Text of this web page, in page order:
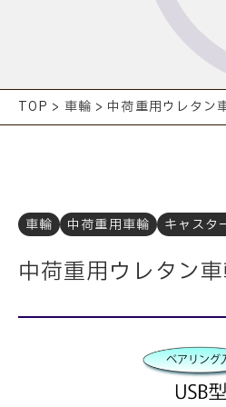
TOP > 車輪 > 中荷重用ウレタン
車輪 中荷重用車輪 キャスタ
中荷重用ウレタン車